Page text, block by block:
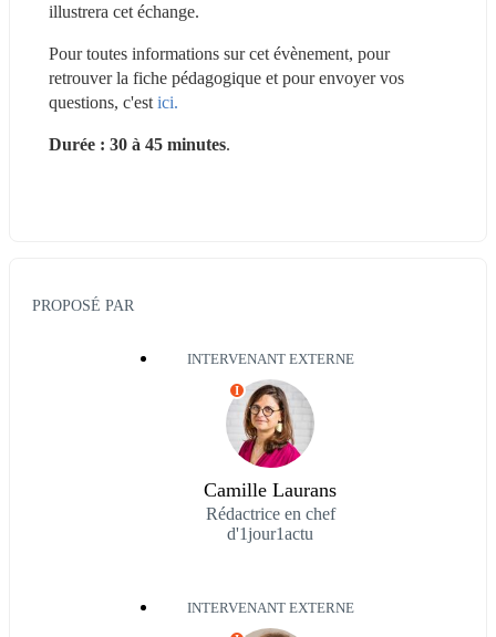
illustrera cet échange.
Pour toutes informations sur cet évènement, pour
retrouver la fiche pédagogique et pour envoyer vos
questions, c'est ici.
Durée : 30 à 45 minutes.
PROPOSÉ PAR
INTERVENANT EXTERNE
I
Camille Laurans
Rédactrice en chef
d'1jour1actu
INTERVENANT EXTERNE